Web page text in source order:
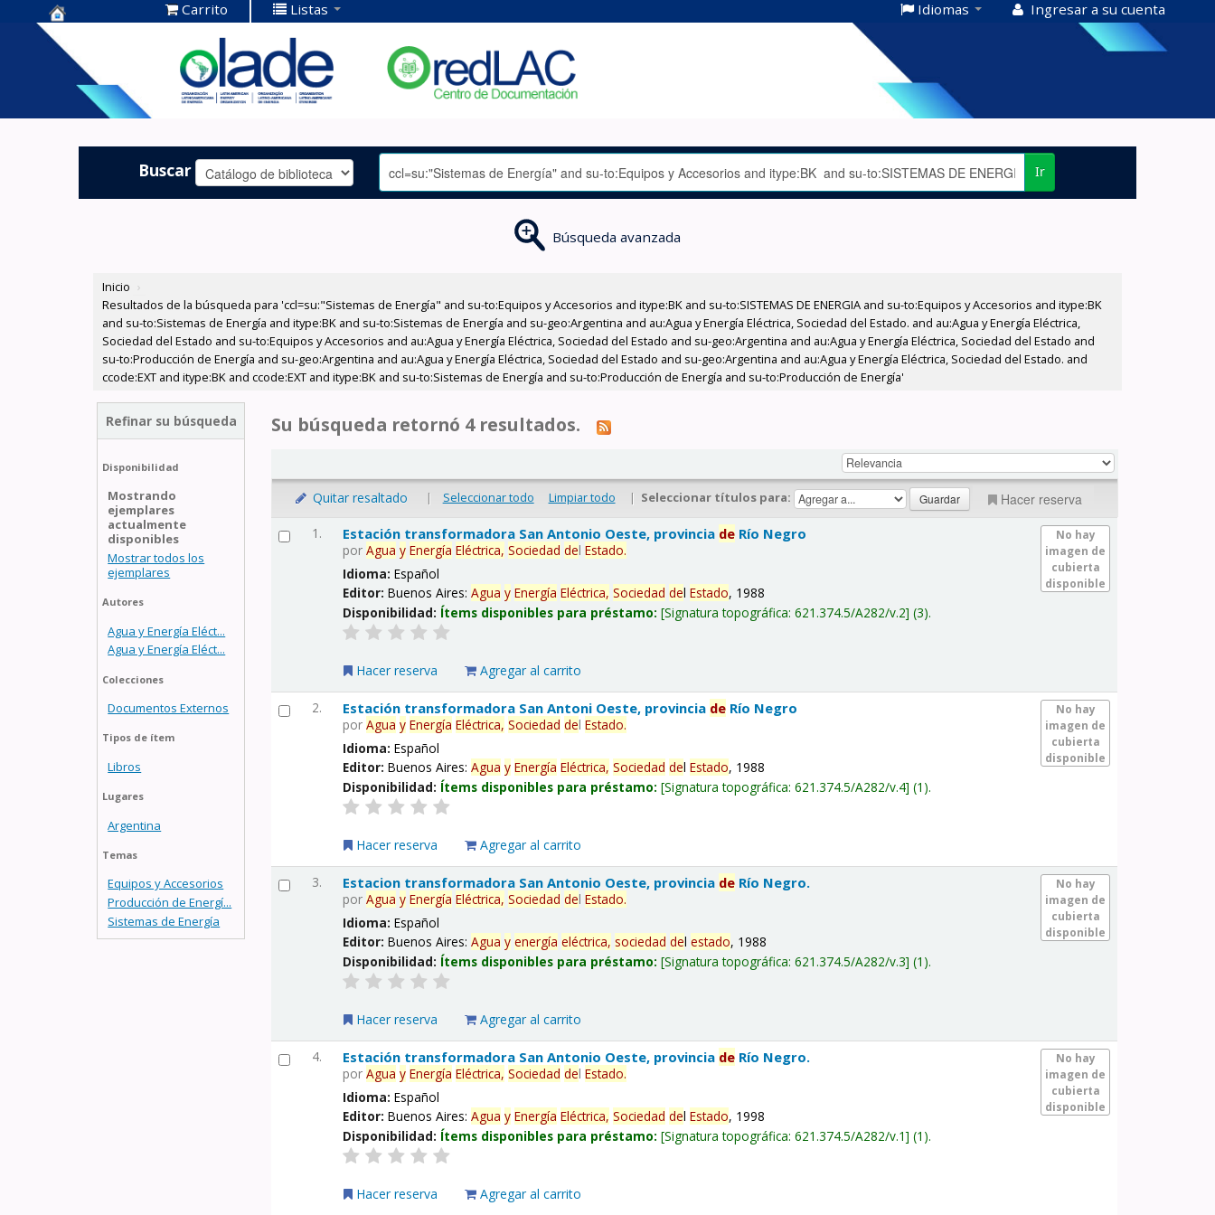
Centro de
Documentación
OLADE -
Carrito Listas Idiomas Ingresar a su cuenta
Buscar Ir
Búsqueda avanzada
Inicio ›
Resultados de la búsqueda para 'ccl=su:"Sistemas de Energía" and su-to:Equipos y Accesorios and itype:BK and su-to:SISTEMAS DE ENERGIA and su-to:Equipos y Accesorios and itype:BK
and su-to:Sistemas de Energía and itype:BK and su-to:Sistemas de Energía and su-geo:Argentina and au:Agua y Energía Eléctrica, Sociedad del Estado. and au:Agua y Energía Eléctrica,
Sociedad del Estado and su-to:Equipos y Accesorios and au:Agua y Energía Eléctrica, Sociedad del Estado and su-geo:Argentina and au:Agua y Energía Eléctrica, Sociedad del Estado and
su-to:Producción de Energía and su-geo:Argentina and au:Agua y Energía Eléctrica, Sociedad del Estado and su-geo:Argentina and au:Agua y Energía Eléctrica, Sociedad del Estado. and
ccode:EXT and itype:BK and ccode:EXT and itype:BK and su-to:Sistemas de Energía and su-to:Producción de Energía and su-to:Producción de Energía'
Refinar su búsqueda
Disponibilidad
Mostrando
ejemplares
actualmente
disponibles
Mostrar todos los
ejemplares
Autores
Agua y Energía Eléct...
Agua y Energía Eléct...
Colecciones
Documentos Externos
Tipos de ítem
Libros
Lugares
Argentina
Temas
Equipos y Accesorios
Producción de Energí...
Sistemas de Energía
Su búsqueda retornó 4 resultados.
Quitar resaltado | Seleccionar todo Limpiar todo | Seleccionar títulos para: Hacer reserva
1.
No hay
imagen de
cubierta
disponible
Estación transformadora San Antonio Oeste, provincia de Río Negro
porAgua y Energía Eléctrica, Sociedad delEstado.
Idioma:Español
Editor:Buenos Aires:Agua y Energía Eléctrica, Sociedad delEstado, 1988
Disponibilidad: Ítems disponibles para préstamo: Signatura topográfica:621.374.5/A282/v.2 (3).
Hacer reserva Agregar al carrito
2.
No hay
imagen de
cubierta
disponible
Estación transformadora San Antoni Oeste, provincia de Río Negro
porAgua y Energía Eléctrica, Sociedad delEstado.
Idioma:Español
Editor:Buenos Aires:Agua y Energía Eléctrica, Sociedad delEstado, 1988
Disponibilidad: Ítems disponibles para préstamo: Signatura topográfica:621.374.5/A282/v.4 (1).
Hacer reserva Agregar al carrito
3.
No hay
imagen de
cubierta
disponible
Estacion transformadora San Antonio Oeste, provincia de Río Negro.
porAgua y Energía Eléctrica, Sociedad delEstado.
Idioma:Español
Editor:Buenos Aires:Agua y energía eléctrica, sociedad delestado, 1988
Disponibilidad: Ítems disponibles para préstamo: Signatura topográfica:621.374.5/A282/v.3 (1).
Hacer reserva Agregar al carrito
4.
No hay
imagen de
cubierta
disponible
Estación transformadora San Antonio Oeste, provincia de Río Negro.
porAgua y Energía Eléctrica, Sociedad delEstado.
Idioma:Español
Editor:Buenos Aires:Agua y Energía Eléctrica, Sociedad delEstado, 1998
Disponibilidad: Ítems disponibles para préstamo: Signatura topográfica:621.374.5/A282/v.1 (1).
Hacer reserva Agregar al carrito